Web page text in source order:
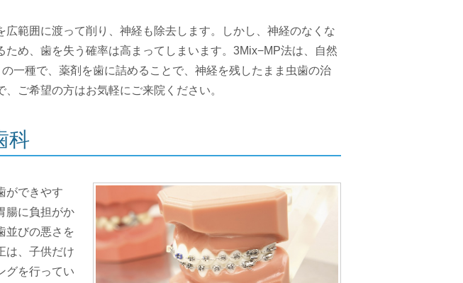
範囲に渡って削り、神経も除去します。しかし、神経のなくな
め、歯を失う確率は高まってしまいます。3Mix−MP法は、自然
一種で、薬剤を歯に詰めることで、神経を残したまま虫歯の治
ご希望の方はお気軽にご来院ください。
科
ができやす
腸に負担がか
並びの悪さを
は、子供だけ
グを行ってい